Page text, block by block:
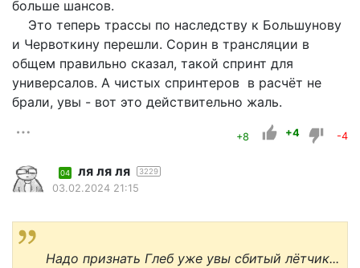
больше шансов.
Это теперь трассы по наследству к Большунову
и Червоткину перешли. Сорин в трансляции в
общем правильно сказал, такой спринт для
универсалов. А чистых спринтеров в расчёт не
брали, увы - вот это действительно жаль.
+8 +4 -4
04 ля ля ля 3229
03.02.2024 21:15
Надо признать Глеб уже увы сбитый лётчик...